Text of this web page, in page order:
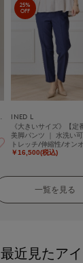
25%
OFF
INED L
《大きいサイズ》【定
美脚パンツ ｜ 水洗い
トレッチ/伸縮性/オン
用/汎用性
￥16,500(税込)
一覧を見る
最近見たア